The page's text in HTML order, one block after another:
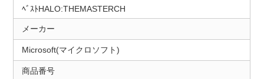
ﾍﾞｽﾄHALO:THEMASTERCH
メーカー
Microsoft(マイクロソフト)
商品番号